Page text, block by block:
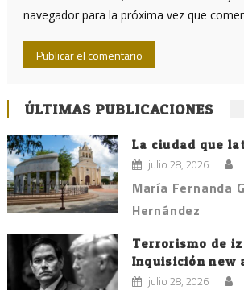
navegador para la próxima vez que
ÚLTIMAS PUBLICACIONES
La ciudad que
julio 28, 2026
María Fernanda
Hernández
Terrorismo de
Inquisición new
julio 28, 2026